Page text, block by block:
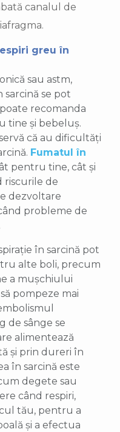
canalul de
greu în
sau astm,
se pot
recomanda
tine și bebeluș.
că au dificultăți
Fumatul în
pentru tine, cât și
riscurile de
dezvoltare
probleme de
în sarcină pot
alte boli, precum
a mușchiului
pompeze mai
de sânge se
alimentează
și prin dureri în
în sarcină este
degete sau
când respiri,
tău, pentru a
și a efectua